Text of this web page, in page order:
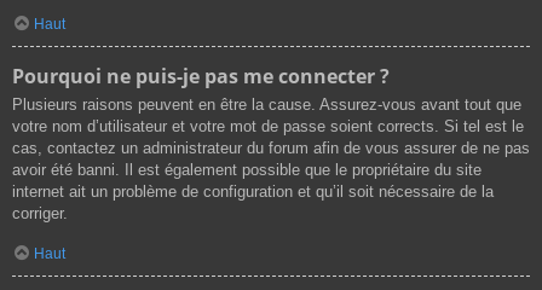
Haut
Pourquoi ne puis-je pas me connecter ?
Plusieurs raisons peuvent en être la cause. Assurez-vous avant tout que
votre nom d’utilisateur et votre mot de passe soient corrects. Si tel est le
cas, contactez un administrateur du forum afin de vous assurer de ne pas
avoir été banni. Il est également possible que le propriétaire du site
internet ait un problème de configuration et qu’il soit nécessaire de la
corriger.
Haut